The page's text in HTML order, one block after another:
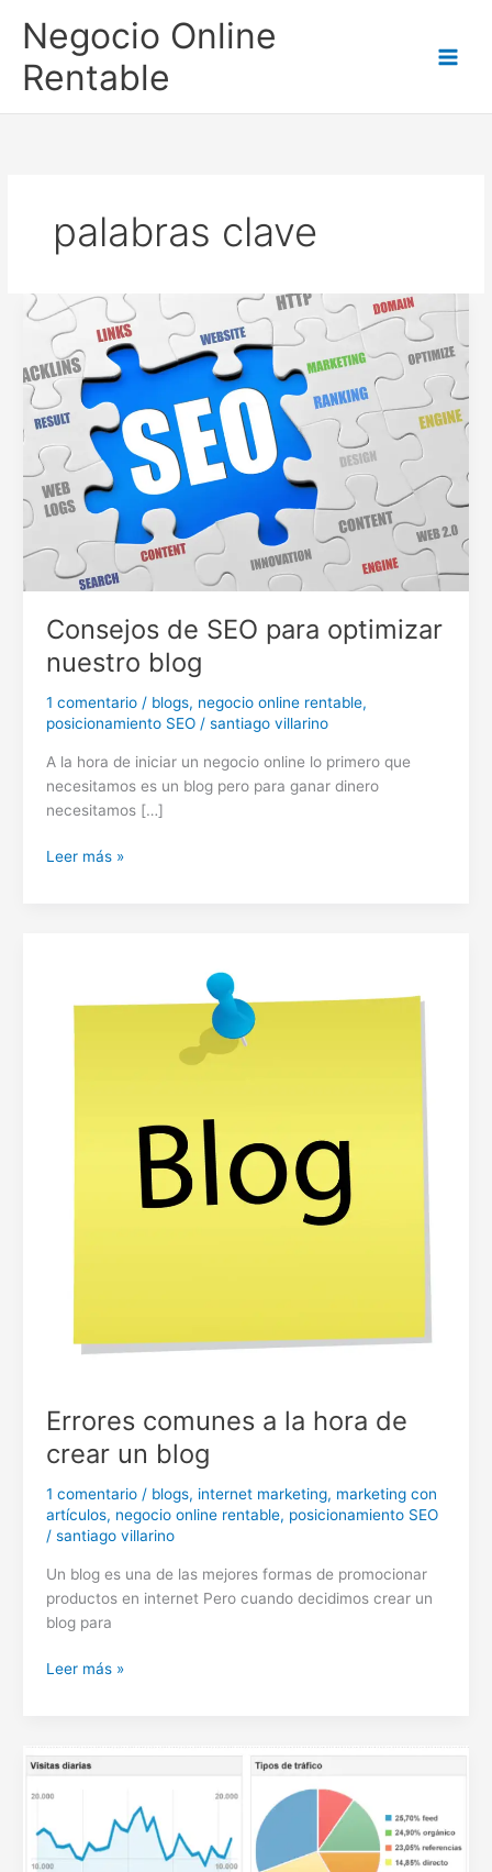
Negocio Online
Rentable
palabras clave
Consejos de SEO para optimizar
nuestro blog
1 comentario / blogs, negocio online rentable,
posicionamiento SEO/ santiago villarino
A la hora de iniciar un negocio online lo primero que
necesitamos es un blog pero para ganar dinero
necesitamos […]
Consejos
Leer más »
Errores comunes a la hora de
crear un blog
1 comentario / blogs, internet marketing, marketing con
artículos, negocio online rentable, posicionamiento SEO
/ santiago villarino
Un blog es una de las mejores formas de promocionar
productos en internet Pero cuando decidimos crear un
blog para
Errores
hora
de
un
blog
Leer más »